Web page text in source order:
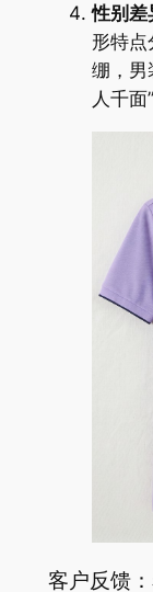
性别差
形特点
绷，男
人千面
客户反馈